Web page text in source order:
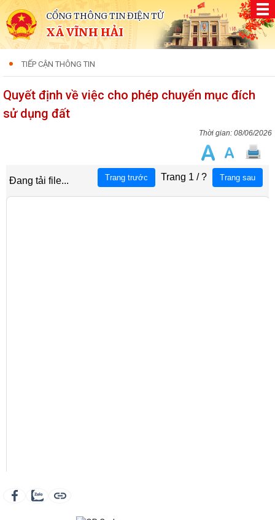
CỔNG THÔNG TIN ĐIỆN TỬ
XÃ VĨNH HẢI
TIẾP CẬN THÔNG TIN
Quyết định về việc cho phép chuyển mục đích
sử dụng đất
08/06/2026